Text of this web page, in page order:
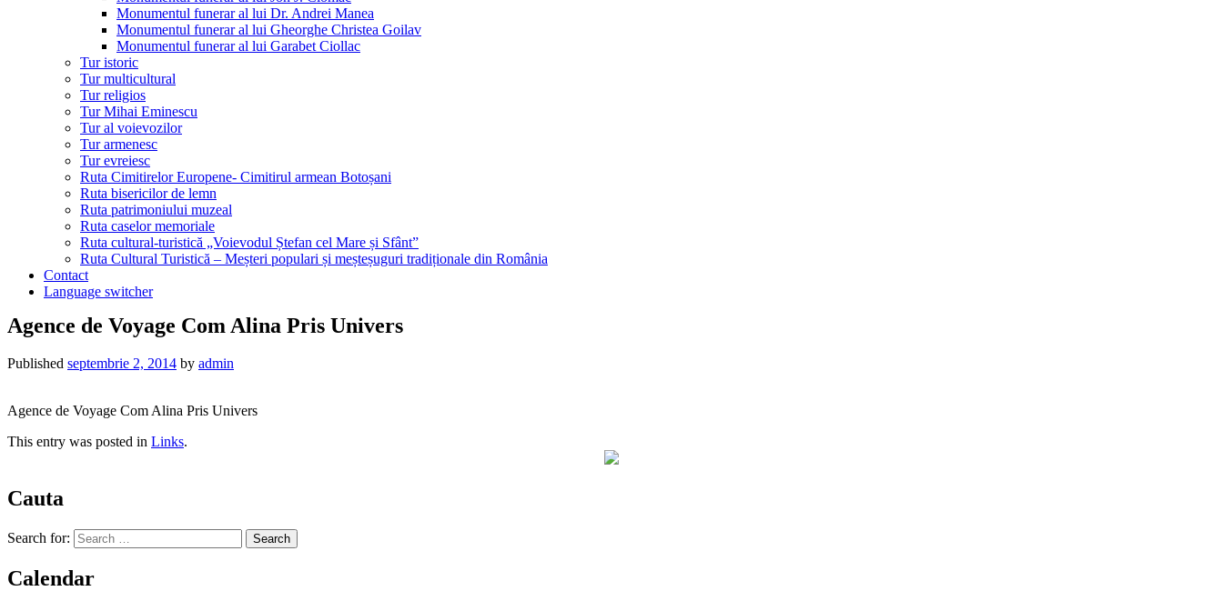
Monumentul funerar al lui Dr. Andrei Manea
Monumentul funerar al lui Gheorghe Christea Goilav
Monumentul funerar al lui Garabet Ciollac
Tur istoric
Tur multicultural
Tur religios
Tur Mihai Eminescu
Tur al voievozilor
Tur armenesc
Tur evreiesc
Ruta Cimitirelor Europene- Cimitirul armean Botoșani
Ruta bisericilor de lemn
Ruta patrimoniului muzeal
Ruta caselor memoriale
Ruta cultural-turistică „Voievodul Ștefan cel Mare și Sfânt”
Ruta Cultural Turistică – Meșteri populari și meșteșuguri tradiționale din România
Contact
Language switcher
Agence de Voyage Com Alina Pris Univers
Published septembrie 2, 2014 by admin
Agence de Voyage Com Alina Pris Univers
This entry was posted in Links.
Cauta
Search for:
Calendar